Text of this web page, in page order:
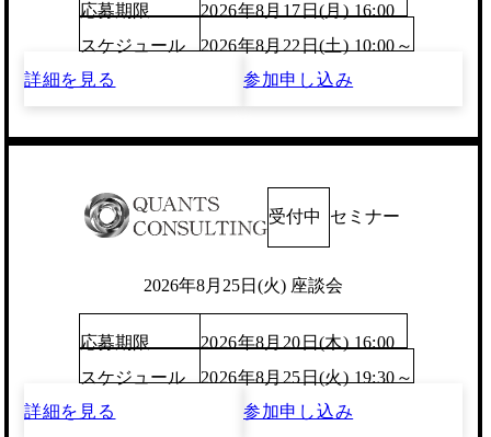
応募期限
2026年8月17日(月) 16:00
スケジュール
2026年8月22日(土) 10:00～
詳細を見る
参加申し込み
受付中 セミナー
2026年8月25日(火) 座談会
応募期限
2026年8月20日(木) 16:00
スケジュール
2026年8月25日(火) 19:30～
詳細を見る
参加申し込み